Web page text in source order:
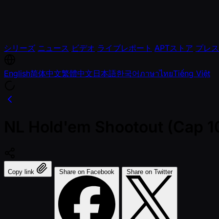
シリーズ ニュース ビデオ ライブレポート APTストア プレス
English简体中文繁體中文日本語한국어ภาษาไทยTiếng Việt
Copy link Share on Facebook Share on Twitter